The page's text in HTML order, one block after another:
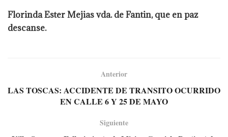
Florinda Ester Mejias vda. de Fantin, que en paz
descanse.
Anterior
LAS TOSCAS: ACCIDENTE DE TRANSITO OCURRIDO
EN CALLE 6 Y 25 DE MAYO
Siguiente